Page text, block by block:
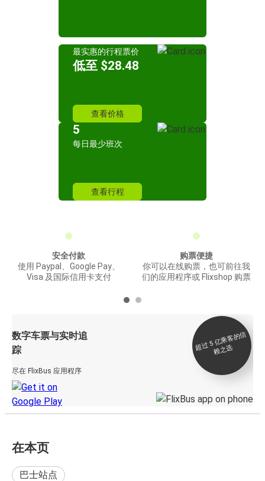
最实惠的行程票价
低至 $28.48
查看价格
5
每日最少班次
查看行程
安全付款
使用 Paypal、Google Pay、
Visa 及国际信用卡支付
购票便捷
你可以在线购票，也可前往我
们的应用程序或 Flixshop 购票
数字车票与实时追
踪
尽在 FlixBus 应用程序
超
过 5
亿
乘
客
的
信
赖
之
选
在本页
巴士站点